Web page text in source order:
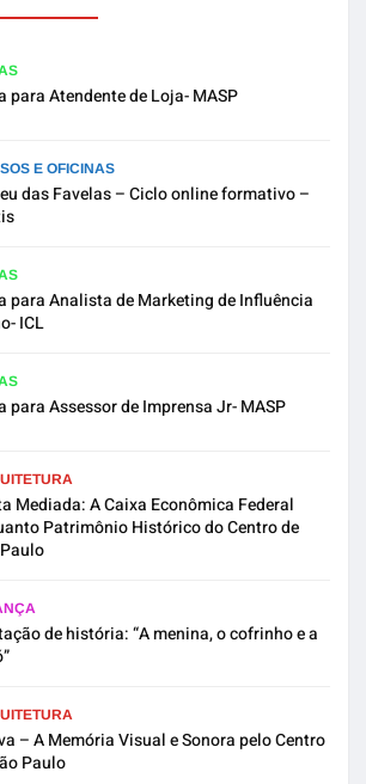
para Atendente de Loja- MASP
E OFICINAS
das Favelas – Ciclo online formativo –
para Analista de Marketing de Influência
ICL
para Assessor de Imprensa Jr- MASP
Mediada: A Caixa Econômica Federal
Patrimônio Histórico do Centro de
de história: “A menina, o cofrinho e a
– A Memória Visual e Sonora pelo Centro
Paulo